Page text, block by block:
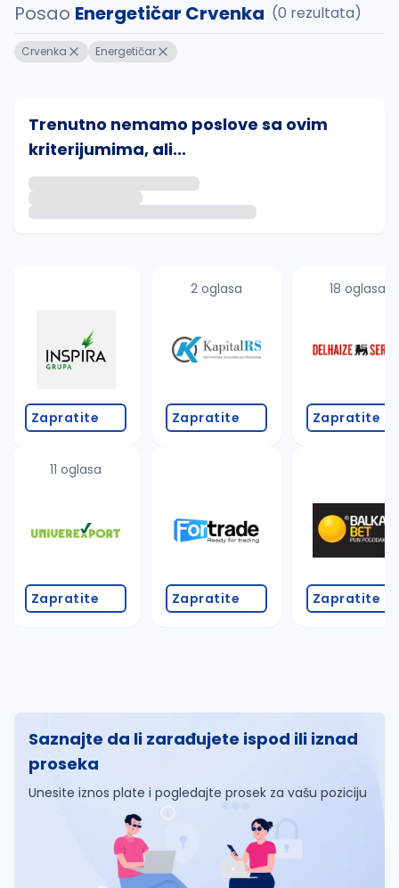
Posao Energetičar Crvenka (0 rezultata)
Crvenka Energetičar
Trenutno nemamo poslove sa ovim
kriterijumima, ali...
Takođe možete da:
proverite pravopisne greške (koristite č, ć, š, đ,
promenite odabrane filtere pretrage
Zapratite
11 oglasa
Zapratite
2 oglasa
Zapratite
Zapratite
18 oglasa
Zapratite
Zapratite
Saznajte da li zarađujete ispod ili iznad
proseka
Unesite iznos plate i pogledajte prosek za vašu poziciju